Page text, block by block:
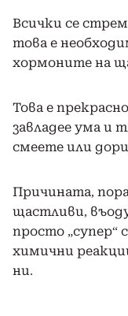
Всички се
това е
хормоните на
Това е
завладее ума и
смеете или
Причината,
щастливи,
просто „супер“
химични
ни.